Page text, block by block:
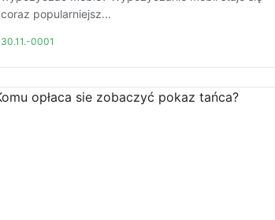
coraz popularniejsz...
30.11.-0001